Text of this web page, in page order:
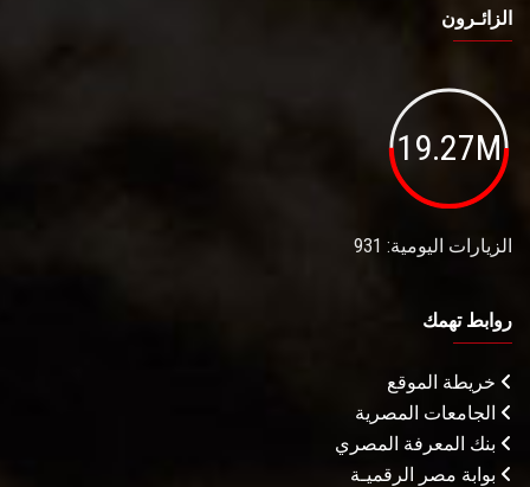
الزائـرون
19.27M
الزيارات اليومية: 931
روابط تهمك
خريطة الموقع
الجامعات المصرية
بنك المعرفة المصري
بوابة مصر الرقميـة